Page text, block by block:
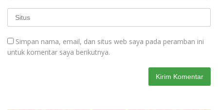
Simpan nama, email, dan situs web saya pada peramban ini
untuk komentar saya berikutnya.